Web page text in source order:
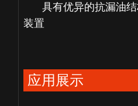
具有优异的抗漏油
装置
应用展示